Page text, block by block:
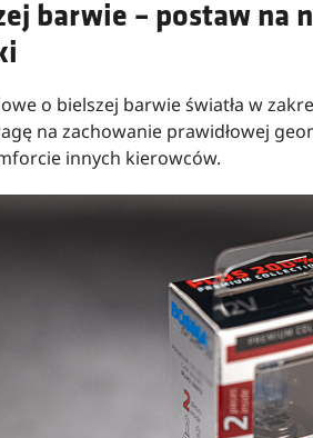
barwie – postaw na
o bielszej barwie światła w
na zachowanie prawidłowej
innych kierowców.